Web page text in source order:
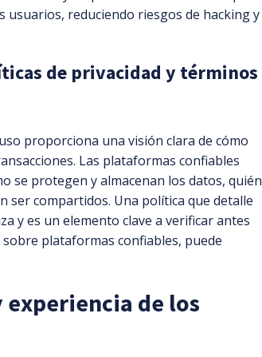
reduciendo riesgos de hacking y
de privacidad y términos
proporciona una visión clara de cómo
Las plataformas confiables
se protegen y almacenan los datos, quién
ser compartidos. Una política que detalle
y es un elemento clave a verificar antes
plataformas confiables, puede
de los